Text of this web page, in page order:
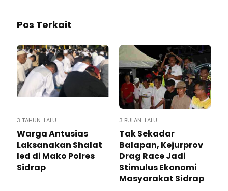
Pos Terkait
3 TAHUN LALU
Warga Antusias
Laksanakan Shalat
Ied di Mako Polres
Sidrap
3 BULAN LALU
Tak Sekadar
Balapan, Kejurprov
Drag Race Jadi
Stimulus Ekonomi
Masyarakat Sidrap